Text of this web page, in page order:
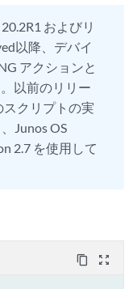
info')
\
and operational status
name()='oper-
to a list
'status')
およびリ
以降、デバイ
アクションと
以前のリリー
スクリプトの実
Junos OS
2.7 を使用して
content_copy zoom_out_map